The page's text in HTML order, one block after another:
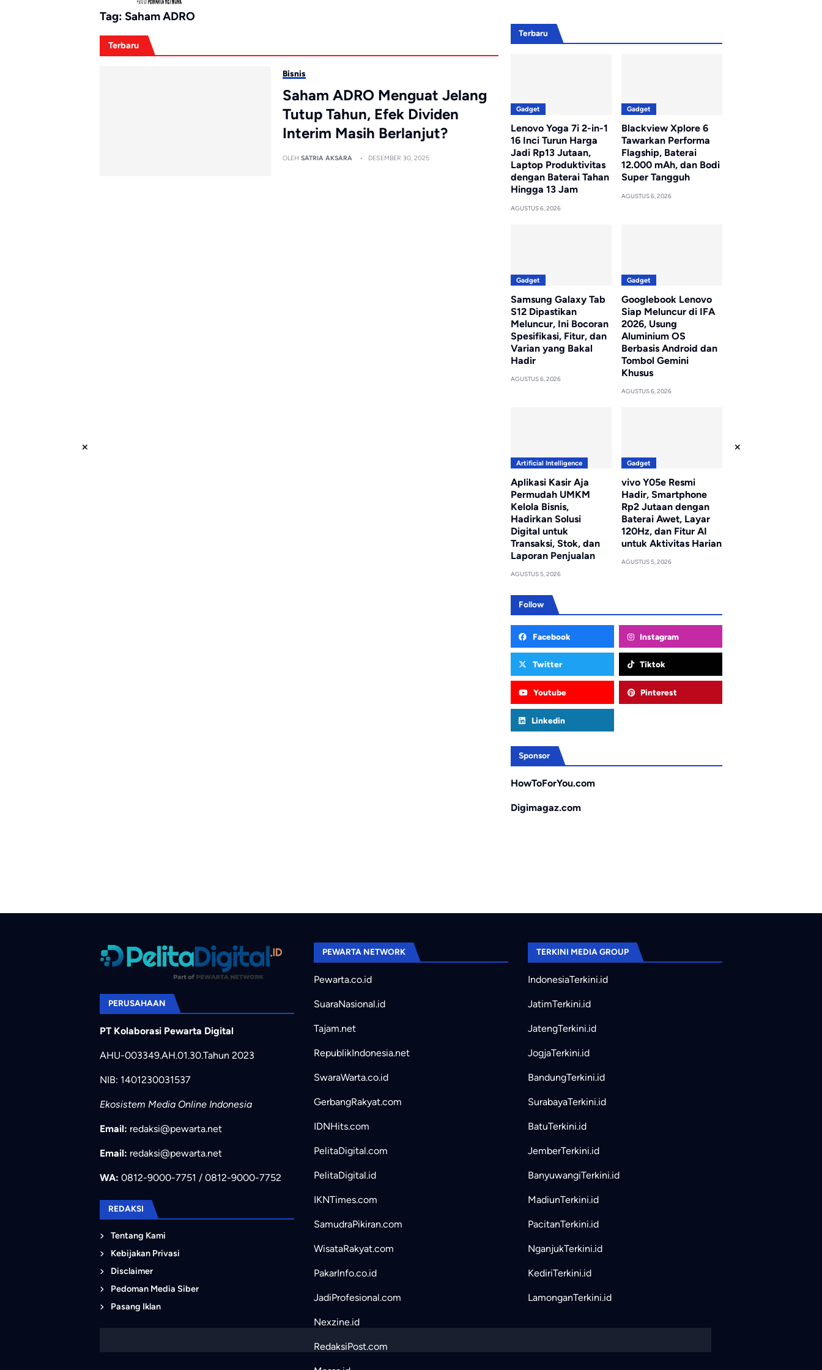
Tag: Saham ADRO
Terbaru
Bisnis
Saham ADRO Menguat Jelang
Tutup Tahun, Efek Dividen
Interim Masih Berlanjut?
OLEHSATRIA AKSARA DESEMBER 30, 2025
Terbaru
Gadget
Lenovo Yoga 7i 2-in-1
16 Inci Turun Harga
Jadi Rp13 Jutaan,
Laptop Produktivitas
dengan Baterai Tahan
Hingga 13 Jam
AGUSTUS 6, 2026
Gadget
Blackview Xplore 6
Tawarkan Performa
Flagship, Baterai
12.000 mAh, dan Bodi
Super Tangguh
AGUSTUS 6, 2026
Gadget
Samsung Galaxy Tab
S12 Dipastikan
Meluncur, Ini Bocoran
Spesifikasi, Fitur, dan
Varian yang Bakal
Hadir
AGUSTUS 6, 2026
Gadget
Googlebook Lenovo
Siap Meluncur di IFA
2026, Usung
Aluminium OS
Berbasis Android dan
Tombol Gemini
Khusus
AGUSTUS 6, 2026
Artificial Intelligence
Aplikasi Kasir Aja
Permudah UMKM
Kelola Bisnis,
Hadirkan Solusi
Digital untuk
Transaksi, Stok, dan
Laporan Penjualan
AGUSTUS 5, 2026
Gadget
vivo Y05e Resmi
Hadir, Smartphone
Rp2 Jutaan dengan
Baterai Awet, Layar
120Hz, dan Fitur AI
untuk Aktivitas Harian
AGUSTUS 5, 2026
Follow
Facebook Instagram
Twitter Tiktok
Youtube Pinterest
Linkedin
Sponsor
HowToForYou.com
Digimagaz.com
PERUSAHAAN
PT Kolaborasi Pewarta Digital
AHU-003349.AH.01.30.Tahun 2023
NIB: 1401230031537
Ekosistem Media Online Indonesia
Email: redaksi@pewarta.net
Email: redaksi@pewarta.net
WA: 0812-9000-7751 / 0812-9000-7752
REDAKSI
Tentang Kami
Kebijakan Privasi
Disclaimer
Pedoman Media Siber
Pasang Iklan
PEWARTA NETWORK
Pewarta.co.id
SuaraNasional.id
Tajam.net
RepublikIndonesia.net
SwaraWarta.co.id
GerbangRakyat.com
IDNHits.com
PelitaDigital.com
PelitaDigital.id
IKNTimes.com
SamudraPikiran.com
WisataRakyat.com
PakarInfo.co.id
JadiProfesional.com
Nexzine.id
RedaksiPost.com
TERKINI MEDIA GROUP
IndonesiaTerkini.id
JatimTerkini.id
JatengTerkini.id
JogjaTerkini.id
BandungTerkini.id
SurabayaTerkini.id
BatuTerkini.id
JemberTerkini.id
BanyuwangiTerkini.id
MadiunTerkini.id
PacitanTerkini.id
NganjukTerkini.id
KediriTerkini.id
LamonganTerkini.id